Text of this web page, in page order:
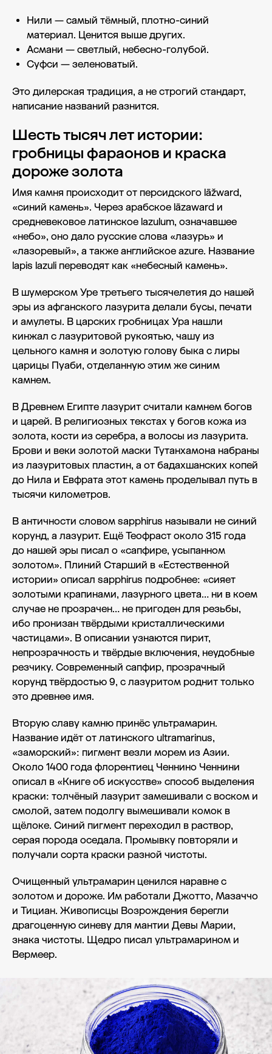
Нили — самый тёмный, плотно-синий
материал. Ценится выше других.
Асмани — светлый, небесно-голубой.
Суфси — зеленоватый.
Это дилерская традиция, а не строгий стандарт,
написание названий разнится.
Шесть тысяч лет истории:
гробницы фараонов и краска
дороже золота
Имя камня происходит от персидского lāžward,
«синий камень». Через арабское lāzaward и
средневековое латинское lazulum, означавшее
«небо», оно дало русские слова «лазурь» и
«лазоревый», а также английское azure. Название
lapis lazuli переводят как «небесный камень».
В шумерском Уре третьего тысячелетия до нашей
эры из афганского лазурита делали бусы, печати
и амулеты. В царских гробницах Ура нашли
кинжал с лазуритовой рукоятью, чашу из
цельного камня и золотую голову быка с лиры
царицы Пуаби, отделанную этим же синим
камнем.
В Древнем Египте лазурит считали камнем богов
и царей. В религиозных текстах у богов кожа из
золота, кости из серебра, а волосы из лазурита.
Брови и веки золотой маски Тутанхамона набраны
из лазуритовых пластин, а от бадахшанских копей
до Нила и Евфрата этот камень проделывал путь в
тысячи километров.
В античности словом sapphirus называли не синий
корунд, а лазурит. Ещё Теофраст около 315 года
до нашей эры писал о «сапфире, усыпанном
золотом». Плиний Старший в «Естественной
истории» описал sapphirus подробнее: «сияет
золотыми крапинами, лазурного цвета… ни в коем
случае не прозрачен… не пригоден для резьбы,
ибо пронизан твёрдыми кристаллическими
частицами». В описании узнаются пирит,
непрозрачность и твёрдые включения, неудобные
резчику. Современный сапфир, прозрачный
корунд твёрдостью 9, с лазуритом роднит только
это древнее имя.
Вторую славу камню принёс ультрамарин.
Название идёт от латинского ultramarinus,
«заморский»: пигмент везли морем из Азии.
Около 1400 года флорентиец Ченнино Ченнини
описал в «Книге об искусстве» способ выделения
краски: толчёный лазурит замешивали с воском и
смолой, затем подолгу вымешивали комок в
щёлоке. Синий пигмент переходил в раствор,
серая порода оседала. Промывку повторяли и
получали сорта краски разной чистоты.
Очищенный ультрамарин ценился наравне с
золотом и дороже. Им работали Джотто, Мазаччо
и Тициан. Живописцы Возрождения берегли
драгоценную синеву для мантии Девы Марии,
знака чистоты. Щедро писал ультрамарином и
Вермеер.